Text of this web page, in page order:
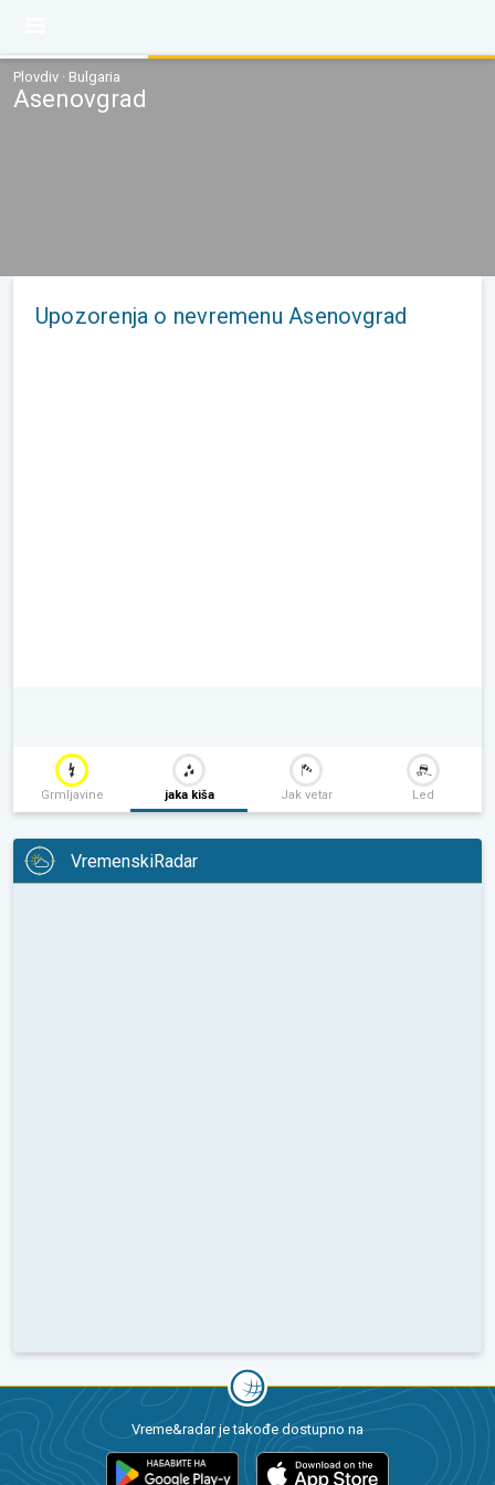
Plovdiv · Bulgaria
Asenovgrad
Upozorenja o nevremenu Asenovgrad
Grmljavine jaka kiša Jak vetar Led
VremenskiRadar
Vreme&radar je takođe dostupno na